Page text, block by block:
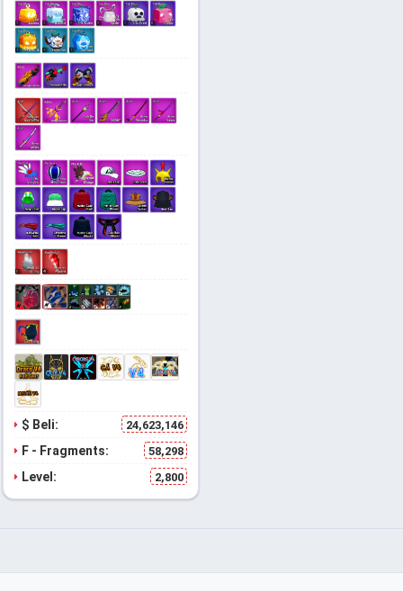
$ Beli: 24,623,146
F - Fragments: 58,298
Level: 2,800